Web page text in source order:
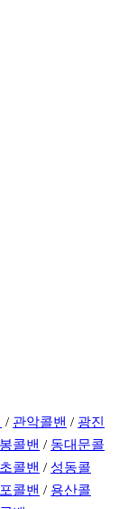
/ 관악콜밴 / 광진
콜밴 / 동대문콜
콜밴 / 성동콜
콜밴 / 용산콜